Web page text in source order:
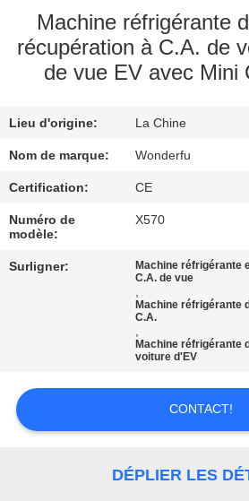
VISITE
D'USINE
DE
QUALITÉ
CONTACTEZ-
NOUS
DEMANDEZ
PLAN
Machine réfrigérante
récupération à C.A. de
de vue EV avec Mini
Lieu d'origine: La Chine
Nom de marque: Wonderfu
Certification: CE
Numéro de
modèle:
X570
Surligner:
Machine réfrigérante
C.A. de vue
,
Machine réfrigérante
C.A.
,
Machine réfrigérante
voiture d'EV
CONTACT!
DÉPLIER LES